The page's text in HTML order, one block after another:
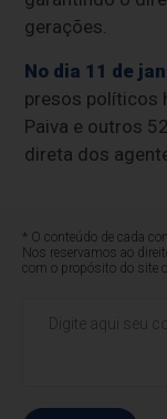
gerações.
No dia 11 de
presos políticos
Paiva e outros
direta dos
* O conteúdo de cada
Nos reservamos ao
com o propósito do site